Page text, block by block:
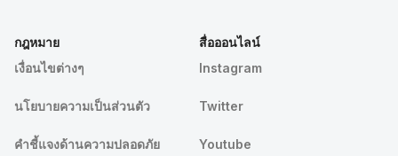
กฎหมาย
เงื่อนไขต่างๆ
นโยบายความเป็นส่วนตัว
คําชี้แจงด้านความปลอดภัย
สื่อออนไลน์
Instagram
Twitter
Youtube